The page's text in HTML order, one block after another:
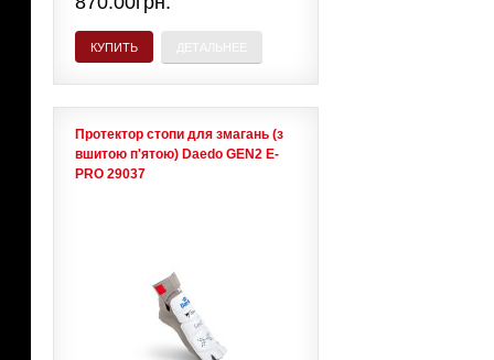
КУПИТЬ
Протектор стопи для змагань (з
вшитою п'ятою) Daedo GEN2 E-
PRO 29037